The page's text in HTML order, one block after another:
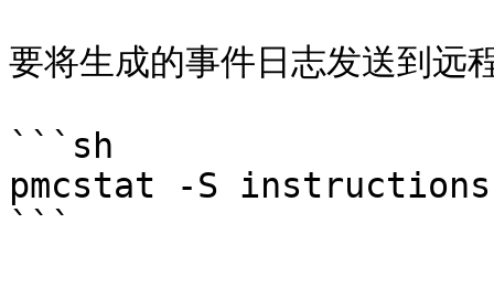
要将生成的事件日志发送到远
```sh
pmcstat -S
```